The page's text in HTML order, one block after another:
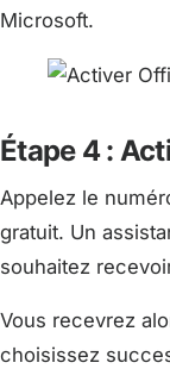
Microsoft.
Étape 4 :
Appelez le
gratuit. Un
souhaitez
Vous recevrez
choisissez